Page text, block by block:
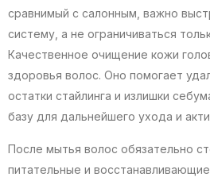
сравнимый с салонным, важно
систему, а не ограничиваться
Качественное очищение кожи
здоровья волос. Оно помогает
остатки стайлинга и излишки
базу для дальнейшего ухода и
После мытья волос обязательно
питательные и восстанавливающие